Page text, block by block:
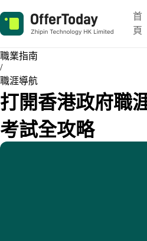
首
頁
職業指南
/
職涯導航
打開香港政府職
考試全攻略